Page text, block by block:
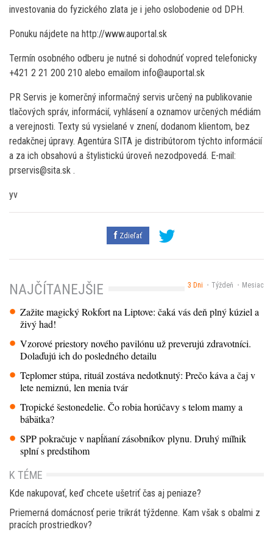
investovania do fyzického zlata je i jeho oslobodenie od DPH.
Ponuku nájdete na http://www.auportal.sk
Termín osobného odberu je nutné si dohodnúť vopred telefonicky
+421 2 21 200 210 alebo emailom info@auportal.sk
PR Servis je komerčný informačný servis určený na publikovanie
tlačových správ, informácií, vyhlásení a oznamov určených médiám
a verejnosti. Texty sú vysielané v znení, dodanom klientom, bez
redakčnej úpravy. Agentúra SITA je distribútorom týchto informácií
a za ich obsahovú a štylistickú úroveň nezodpovedá. E-mail:
prservis@sita.sk .
yv
Zdieľať
3 Dni Týždeň Mesiac
NAJČÍTANEJŠIE
Zažite magický Rokfort na Liptove: čaká vás deň plný kúziel a
živý had!
Vzorové priestory nového pavilónu už preverujú zdravotníci.
Dolaďujú ich do posledného detailu
Teplomer stúpa, rituál zostáva nedotknutý: Prečo káva a čaj v
lete nemiznú, len menia tvár
Tropické šestonedelie. Čo robia horúčavy s telom mamy a
bábätka?
SPP pokračuje v napĺňaní zásobníkov plynu. Druhý míľnik
splní s predstihom
K TÉME
Kde nakupovať, keď chcete ušetriť čas aj peniaze?
Priemerná domácnosť perie trikrát týždenne. Kam však s obalmi z
pracích prostriedkov?